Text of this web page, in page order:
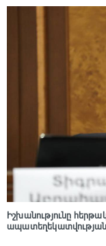
Իշխանությունը
ապատեղեկատվության